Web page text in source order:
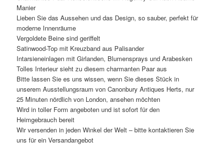
Manier
Lieben Sie das Aussehen und das Design, so sauber, perfekt für
moderne Innenräume
Vergoldete Beine sind geriffelt
Satinwood-Top mit Kreuzband aus Palisander
Intarsieneinlagen mit Girlanden, Blumensprays und Arabesken
Tolles Interieur sieht zu diesem charmanten Paar aus
Bitte lassen Sie es uns wissen, wenn Sie dieses Stück in
unserem Ausstellungsraum von Canonbury Antiques Herts, nur
25 Minuten nördlich von London, ansehen möchten
Wird in toller Form angeboten und ist sofort für den
Heimgebrauch bereit
Wir versenden in jeden Winkel der Welt – bitte kontaktieren Sie
uns für ein Versandangebot